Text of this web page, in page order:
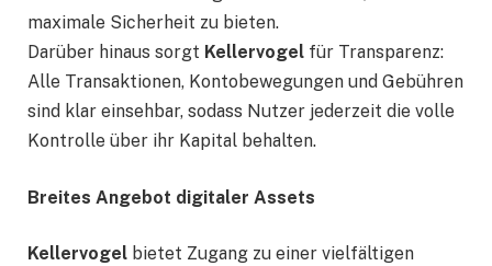
maximale Sicherheit zu bieten.
Darüber hinaus sorgt Kellervogel für Transparenz:
Alle Transaktionen, Kontobewegungen und Gebühren
sind klar einsehbar, sodass Nutzer jederzeit die volle
Kontrolle über ihr Kapital behalten.
Breites Angebot digitaler Assets
Kellervogel bietet Zugang zu einer vielfältigen